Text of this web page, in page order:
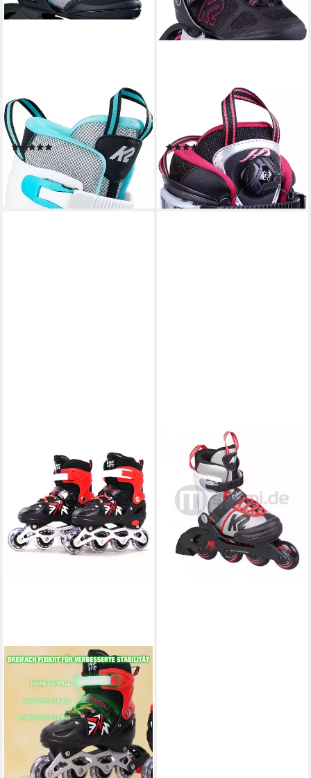
K2
Inlineskates Marlee Kids
Skates 2100002936203
(5)
ab 89,90 € UVP129,90 €
-31%
lieferbar - in 2-3 Werktagen bei dir
Inlineskates K2 VELOCITY 84
BOA W Inline Skate 2022
(2)
169,90 € UVP259,90 €
-35%
lieferbar - in 2-3 Werktagen bei dir
Inlineskates CADENCE JR
LTD GIRL white-pink,whit
90,95 € UVP109,95 €
-17%
lieferbar - in 2-3 Werktagen bei dir